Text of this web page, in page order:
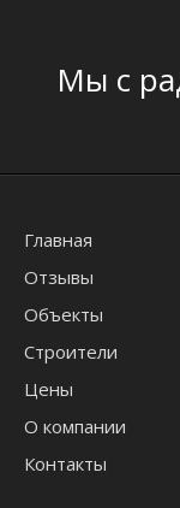
Мы с
Главная
Отзывы
Объекты
Строители
Цены
О компании
Контакты